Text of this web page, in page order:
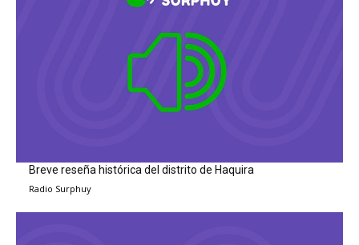
Breve reseña histórica del distrito de Haquira
Radio Surphuy